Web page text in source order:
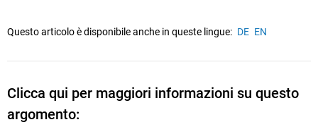
Questo articolo è disponibile anche in queste lingue: DE EN
Clicca qui per maggiori informazioni su questo
argomento: